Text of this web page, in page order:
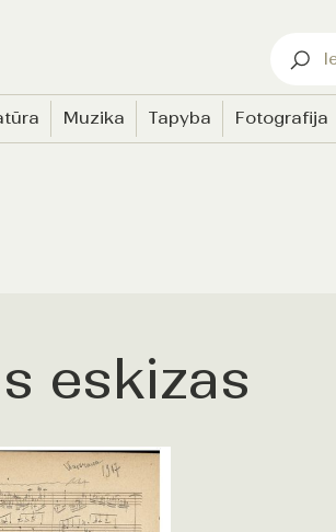
Muzika Tapyba Fotografija
eskizas